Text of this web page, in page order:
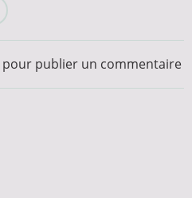
pour publier un commentaire